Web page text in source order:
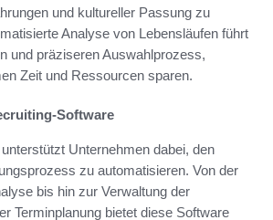
und kultureller Passung zu
Analyse von Lebensläufen führt
und präziseren Auswahlprozess,
Zeit und Ressourcen sparen.
Software
Unternehmen dabei, den
zu automatisieren. Von der
bis hin zur Verwaltung der
Terminplanung bietet diese Software